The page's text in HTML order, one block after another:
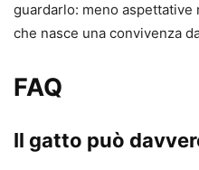
guardarlo: meno
che nasce una convivenza
FAQ
Il gatto può